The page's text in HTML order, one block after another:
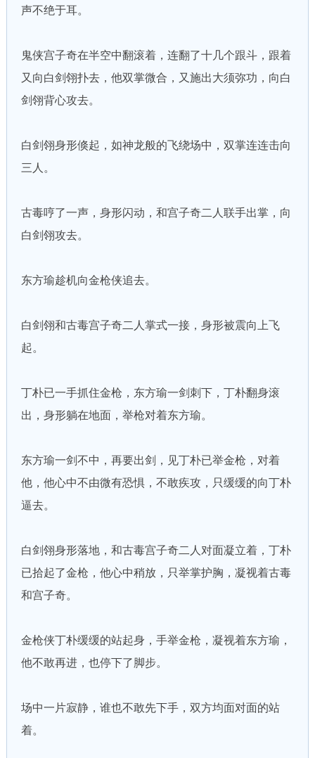
声不绝于耳。
鬼侠宫子奇在半空中翻滚着，连翻了十几个跟斗，跟着
又向白剑翎扑去，他双掌微合，又施出大须弥功，向白
剑翎背心攻去。
白剑翎身形倏起，如神龙般的飞绕场中，双掌连连击向
三人。
古毒哼了一声，身形闪动，和宫子奇二人联手出掌，向
白剑翎攻去。
东方瑜趁机向金枪侠追去。
白剑翎和古毒宫子奇二人掌式一接，身形被震向上飞
起。
丁朴已一手抓住金枪，东方瑜一剑刺下，丁朴翻身滚
出，身形躺在地面，举枪对着东方瑜。
东方瑜一剑不中，再要出剑，见丁朴已举金枪，对着
他，他心中不由微有恐惧，不敢疾攻，只缓缓的向丁朴
逼去。
白剑翎身形落地，和古毒宫子奇二人对面凝立着，丁朴
已拾起了金枪，他心中稍放，只举掌护胸，凝视着古毒
和宫子奇。
金枪侠丁朴缓缓的站起身，手举金枪，凝视着东方瑜，
他不敢再进，也停下了脚步。
场中一片寂静，谁也不敢先下手，双方均面对面的站
着。